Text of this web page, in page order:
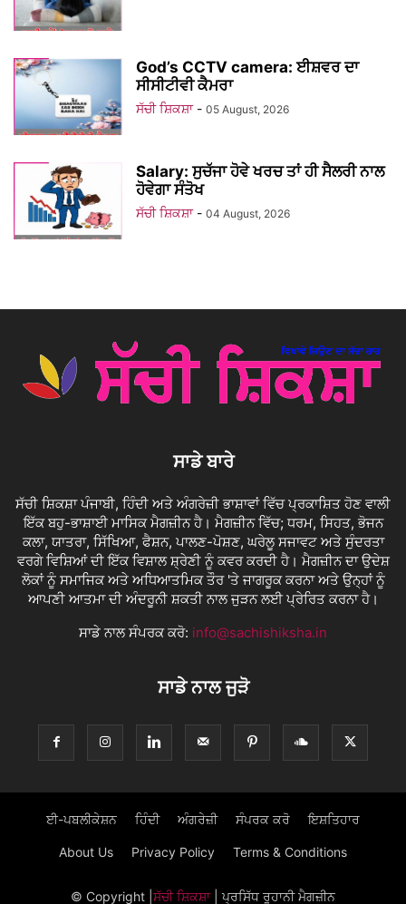
God’s CCTV camera: ਈਸ਼ਵਰ ਦਾ
ਸੀਸੀਟੀਵੀ ਕੈਮਰਾ
ਸੱਚੀ ਸ਼ਿਕਸ਼ਾ - 05 August, 2026
Salary: ਸੁਚੱਜਾ ਹੋਵੇ ਖਰਚ ਤਾਂ ਹੀ ਸੈਲਰੀ ਨਾਲ
ਹੋਵੇਗਾ ਸੰਤੋਖ
ਸੱਚੀ ਸ਼ਿਕਸ਼ਾ - 04 August, 2026
ਸਾਡੇ ਬਾਰੇ
ਸੱਚੀ ਸ਼ਿਕਸ਼ਾ ਪੰਜਾਬੀ, ਹਿੰਦੀ ਅਤੇ ਅੰਗਰੇਜ਼ੀ ਭਾਸ਼ਾਵਾਂ ਵਿੱਚ ਪ੍ਰਕਾਸ਼ਿਤ ਹੋਣ ਵਾਲੀ
ਇੱਕ ਬਹੁ-ਭਾਸ਼ਾਈ ਮਾਸਿਕ ਮੈਗਜ਼ੀਨ ਹੈ। ਮੈਗਜ਼ੀਨ ਵਿੱਚ; ਧਰਮ, ਸਿਹਤ, ਭੋਜਨ
ਕਲਾ, ਯਾਤਰਾ, ਸਿੱਖਿਆ, ਫੈਸ਼ਨ, ਪਾਲਣ-ਪੋਸ਼ਣ, ਘਰੇਲੂ ਸਜਾਵਟ ਅਤੇ ਸੁੰਦਰਤਾ
ਵਰਗੇ ਵਿਸ਼ਿਆਂ ਦੀ ਇੱਕ ਵਿਸ਼ਾਲ ਸ਼੍ਰੇਣੀ ਨੂੰ ਕਵਰ ਕਰਦੀ ਹੈ। ਮੈਗਜ਼ੀਨ ਦਾ ਉਦੇਸ਼
ਲੋਕਾਂ ਨੂੰ ਸਮਾਜਿਕ ਅਤੇ ਅਧਿਆਤਮਿਕ ਤੌਰ 'ਤੇ ਜਾਗਰੂਕ ਕਰਨਾ ਅਤੇ ਉਨ੍ਹਾਂ ਨੂੰ
ਆਪਣੀ ਆਤਮਾ ਦੀ ਅੰਦਰੂਨੀ ਸ਼ਕਤੀ ਨਾਲ ਜੁੜਨ ਲਈ ਪ੍ਰੇਰਿਤ ਕਰਨਾ ਹੈ।
ਸਾਡੇ ਨਾਲ ਸੰਪਰਕ ਕਰੋ: info@sachishiksha.in
ਸਾਡੇ ਨਾਲ ਜੁੜੋ
ਈ-ਪਬਲੀਕੇਸ਼ਨ ਹਿੰਦੀ ਅੰਗਰੇਜ਼ੀ ਸੰਪਰਕ ਕਰੋ ਇਸ਼ਤਿਹਾਰ
About Us Privacy Policy Terms & Conditions
© Copyright ਸੱਚੀ ਸ਼ਿਕਸ਼ਾ| ਪ੍ਰਸਿੱਧ ਰੂਹਾਨੀ ਮੈਗਜ਼ੀਨ